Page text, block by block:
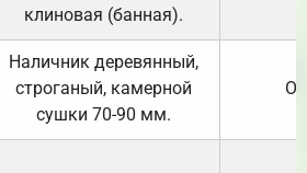
клиновая (банная).
Наличник деревянный,
строганый, камерной
сушки 70-90 мм.